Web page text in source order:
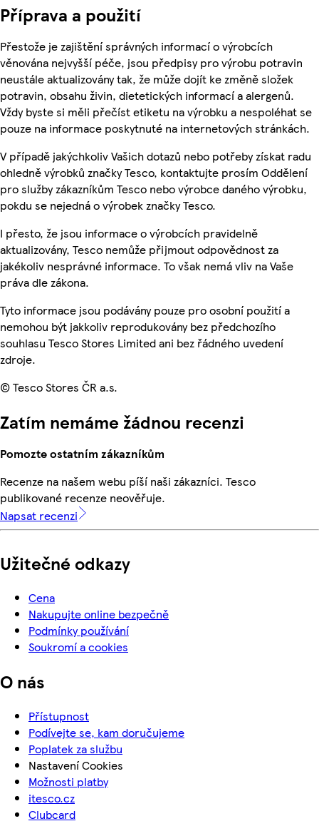
Příprava a použití
Přestože je zajištění správných informací o výrobcích
věnována nejvyšší péče, jsou předpisy pro výrobu potravin
neustále aktualizovány tak, že může dojít ke změně složek
potravin, obsahu živin, dietetických informací a alergenů.
Vždy byste si měli přečíst etiketu na výrobku a nespoléhat se
pouze na informace poskytnuté na internetových stránkách.
V případě jakýchkoliv Vašich dotazů nebo potřeby získat radu
ohledně výrobků značky Tesco, kontaktujte prosím Oddělení
pro služby zákazníkům Tesco nebo výrobce daného výrobku,
pokdu se nejedná o výrobek značky Tesco.
I přesto, že jsou informace o výrobcích pravidelně
aktualizovány, Tesco nemůže přijmout odpovědnost za
jakékoliv nesprávné informace. To však nemá vliv na Vaše
práva dle zákona.
Tyto informace jsou podávány pouze pro osobní použití a
nemohou být jakkoliv reprodukovány bez předchozího
souhlasu Tesco Stores Limited ani bez řádného uvedení
zdroje.
© Tesco Stores ČR a.s.
Zatím nemáme žádnou recenzi
Pomozte ostatním zákazníkům
Recenze na našem webu píší naši zákazníci. Tesco
publikované recenze neověřuje.
Napsat recenzi
Užitečné odkazy
Cena
Nakupujte online bezpečně
Podmínky používání
Soukromí a cookies
O nás
Přístupnost
Podívejte se, kam doručujeme
Poplatek za službu
Nastavení Cookies
Možnosti platby
itesco.cz
Clubcard